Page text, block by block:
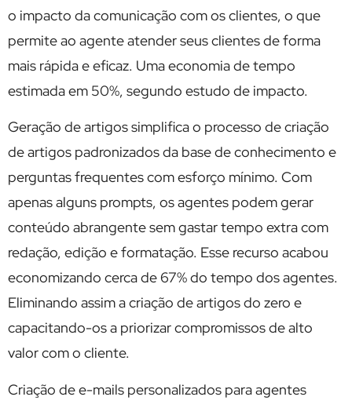
o impacto da comunicação com os clientes, o que
permite ao agente atender seus clientes de forma
mais rápida e eficaz. Uma economia de tempo
estimada em 50%, segundo estudo de impacto.
Geração de artigos simplifica o processo de criação
de artigos padronizados da base de conhecimento e
perguntas frequentes com esforço mínimo. Com
apenas alguns prompts, os agentes podem gerar
conteúdo abrangente sem gastar tempo extra com
redação, edição e formatação. Esse recurso acabou
economizando cerca de 67% do tempo dos agentes.
Eliminando assim a criação de artigos do zero e
capacitando-os a priorizar compromissos de alto
valor com o cliente.
Criação de e-mails personalizados para agentes